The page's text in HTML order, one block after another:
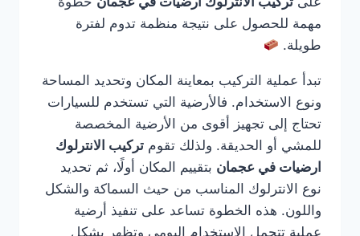
مهمة للحصول على نتيجة منظمة تدوم لفترة
طويلة.
تبدأ عملية التركيب بمعاينة المكان وتحديد المساحة
ونوع الاستخدام. فالأرضية التي تستخدم للسيارات
تحتاج إلى تجهيز أقوى من الأرضية المخصصة
للمشي أو الحديقة. ولذلك تقوم تركيب الانترلوك
ارضيات في عجمان بتقييم المكان أولًا، ثم تحديد
نوع الانترلوك المناسب من حيث السماكة والشكل
واللون. هذه الخطوة تساعد على تنفيذ أرضية
عملية تتحمل الاستخدام اليومي وتظهر بشكل